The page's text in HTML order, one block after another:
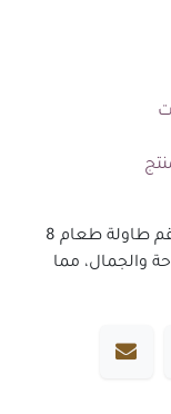
استمتع بتجربة تناول الطعام الفاخرة مع طقم طاولة طعام 8
والجمال، مما